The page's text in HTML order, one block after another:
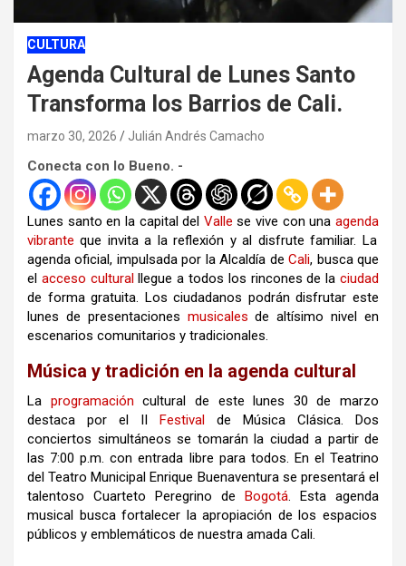
CULTURA
Agenda Cultural de Lunes Santo
Transforma los Barrios de Cali.
marzo 30, 2026 Julián Andrés Camacho
Conecta con lo Bueno. -
Lunes santo en la capital del Valle se vive con unaagenda
vibrante que invita a la reflexión y al disfrute familiar. La
agenda oficial, impulsada por la Alcaldía deCali, busca que
el acceso culturalllegue a todos los rincones de laciudad
de forma gratuita. Los ciudadanos podrán disfrutar este
lunes de presentaciones musicales de altísimo nivel en
escenarios comunitarios y tradicionales.
Música y tradición en la agenda cultural
La programación cultural de estelunes 30 de marzo
destaca por el II Festival de Música Clásica. Dos
conciertos simultáneos se tomarán la ciudad a partir de
las 7:00 p.m. con entrada libre para todos. En el Teatrino
del Teatro Municipal Enrique Buenaventura se presentará el
talentoso Cuarteto Peregrino de Bogotá. Esta agenda
musical busca fortalecer la apropiación de los espacios
públicos y emblemáticos de nuestra amada Cali.